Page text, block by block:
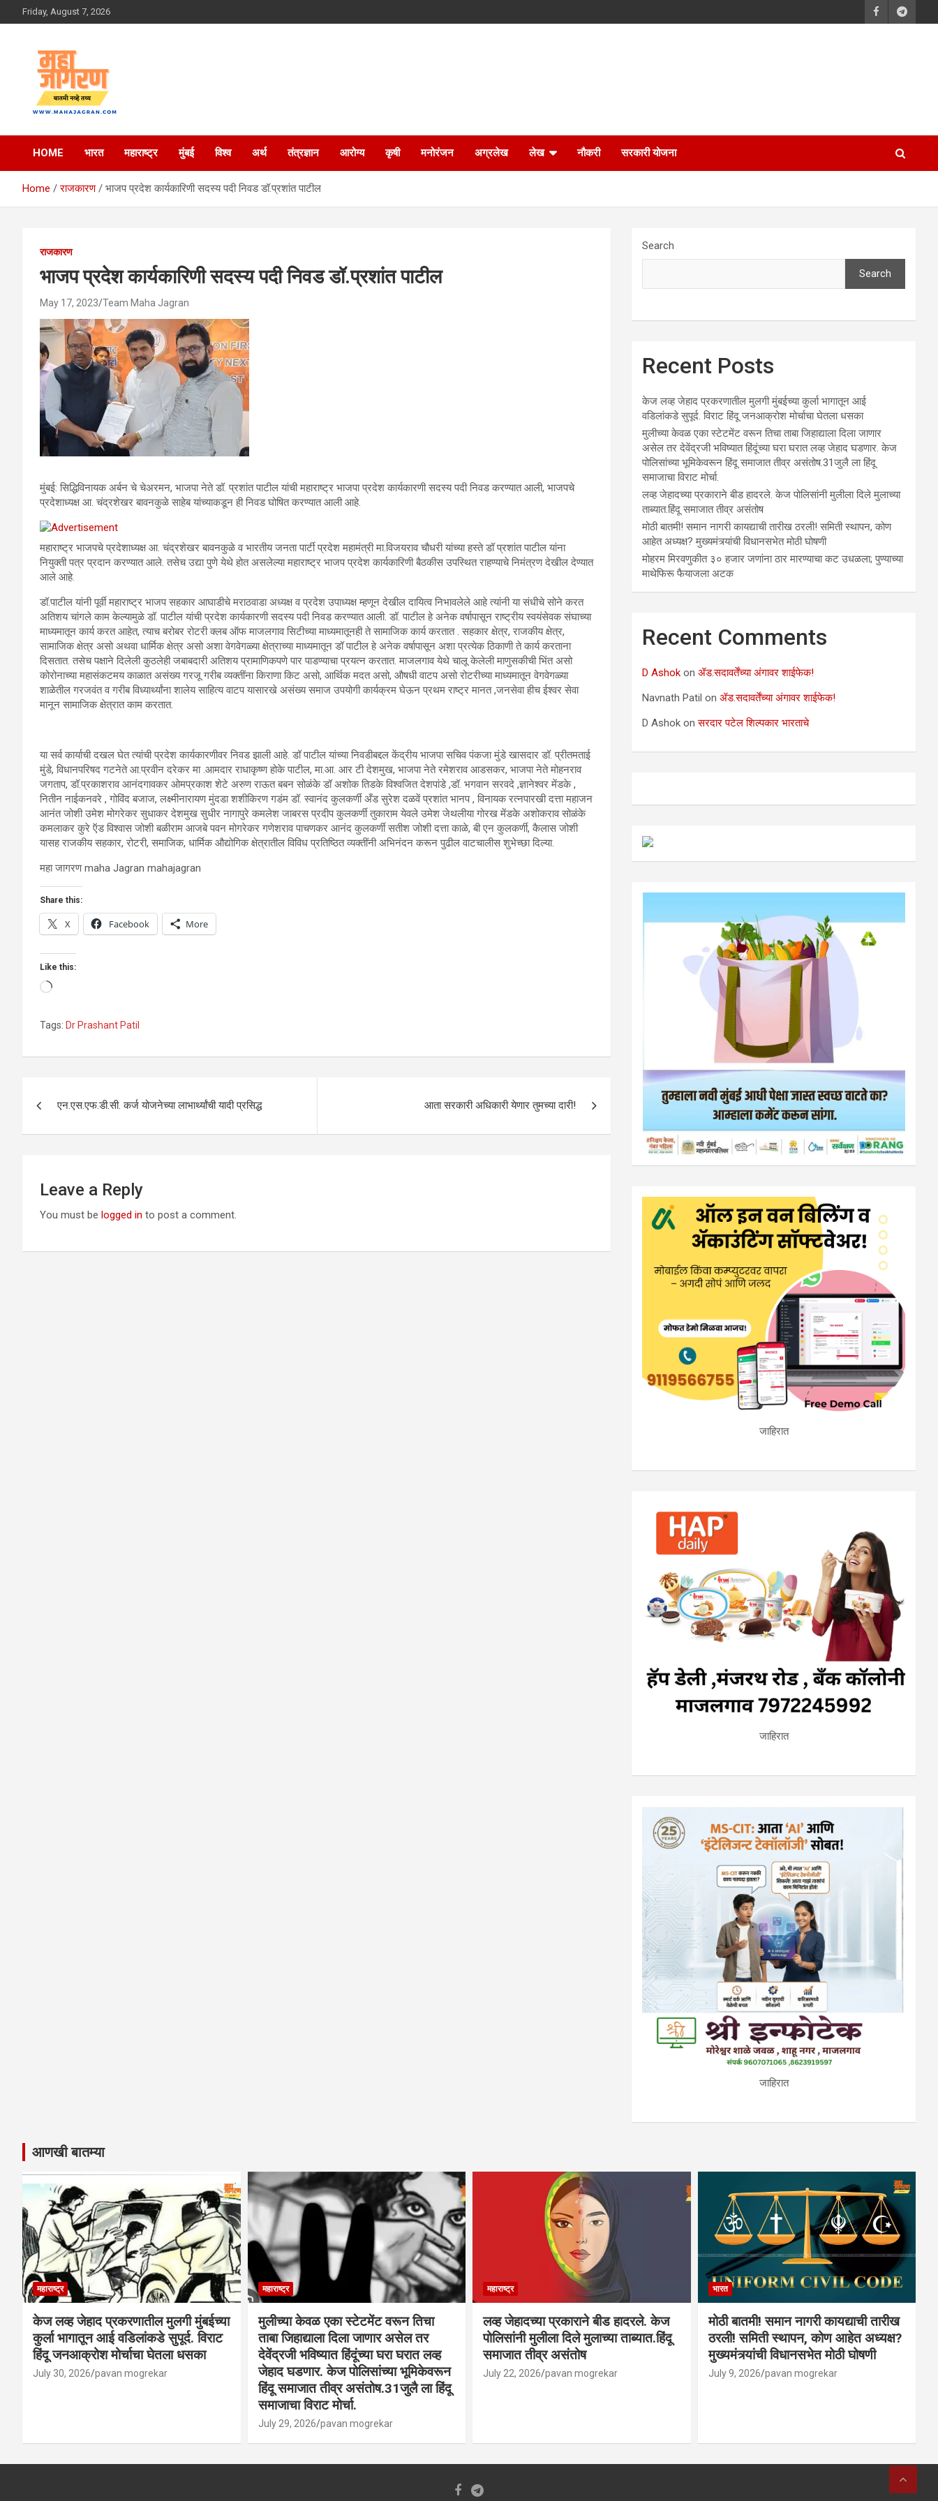
to
Friday, August 7, 2026
महा जागरण
HOME भारत महाराष्ट्र मुंबई विश्व अर्थ तंत्रज्ञान आरोग्य कृषी मनोरंजन अग्रलेख लेख नौकरी सरकारी योजना
Home राजकारण भाजप प्रदेश कार्यकारिणी सदस्य पदी निवड डॉ.प्रशांत पाटील
राजकारण
भाजप प्रदेश कार्यकारिणी सदस्य पदी निवड डॉ.प्रशांत पाटील
May 17, 2023 Team Maha Jagran
मुंबई: सिद्धिविनायक अर्बन चे चेअरमन, भाजपा नेते डॉ. प्रशांत पाटील यांची महाराष्ट्र भाजपा प्रदेश कार्यकारणी सदस्य पदी निवड करण्यात आली, भाजपचे
प्रदेशाध्यक्ष आ. चंद्रशेखर बावनकुळे साहेब यांच्याकडून ही निवड घोषित करण्यात आली आहे.
महाराष्ट्र भाजपचे प्रदेशाध्यक्ष आ. चंद्रशेखर बावनकुळे व भारतीय जनता पार्टी प्रदेश महामंत्री मा.विजयराव चौधरी यांच्या हस्ते डॉ प्रशांत पाटील यांना
नियुक्ती पत्र प्रदान करण्यात आले. तसेच उद्या पुणे येथे होत असलेल्या महाराष्ट्र भाजप प्रदेश कार्यकारिणी बैठकीस उपस्थित राहण्याचे निमंत्रण देखील देण्यात
आले आहे.
डॉ.पाटील यांनी पूर्वी महाराष्ट्र भाजप सहकार आघाडीचे मराठवाडा अध्यक्ष व प्रदेश उपाध्यक्ष म्हणून देखील दायित्व निभावलेले आहे त्यांनी या संधीचे सोने करत
अतिशय चांगले काम केल्यामुळे डॉ. पाटील यांची प्रदेश कार्यकारणी सदस्य पदी निवड करण्यात आली. डॉ. पाटील हे अनेक वर्षापासून राष्ट्रीय स्वयंसेवक संघाच्या
माध्यमातून कार्य करत आहेत, त्याच बरोबर रोटरी क्लब ऑफ माजलगाव सिटीच्या माध्यमातूनही ते सामाजिक कार्य करतात . सहकार क्षेत्र, राजकीय क्षेत्र,
सामाजिक क्षेत्र असो अथवा धार्मिक क्षेत्र असो अशा वेगवेगळ्या क्षेत्राच्या माध्यमातून डॉ पाटील हे अनेक वर्षापासून अशा प्रत्येक ठिकाणी ते कार्य करताना
दिसतात. तसेच पक्षाने दिलेली कुठलेही जबाबदारी अतिशय प्रामाणिकपणे पार पाडण्याचा प्रयत्न करतात. माजलगाव येथे चालू केलेली माणुसकीची भिंत असो
कोरोनाच्या महासंकटमय काळात असंख्य गरजू गरीब व्यक्तींना किराणा किट असो, आर्थिक मदत असो, औषधी वाटप असो रोटरीच्या माध्यमातून वेगवेगळ्या
शाळेतील गरजवंत व गरीब विध्यार्थ्यांना शालेय साहित्य वाटप यासारखे असंख्य समाज उपयोगी कार्यक्रम घेऊन प्रथम राष्ट्र मानत ,जनसेवा हीच ईश्वर सेवा
मानून सामाजिक क्षेत्रात काम करतात.
या सर्व कार्याची दखल घेत त्यांची प्रदेश कार्यकारणीवर निवड झाली आहे. डॉ पाटील यांच्या निवडीबद्दल केंद्रीय भाजपा सचिव पंकजा मुंडे खासदार डॉ. प्रीतमताई
मुंडे, विधानपरिषद गटनेते आ.प्रवीन दरेकर मा .आमदार राधाकृष्ण होके पाटील, मा.आ. आर टी देशमुख, भाजपा नेते रमेशराव आडसकर, भाजपा नेते मोहनराव
जगताप, डॉ.प्रकाशराव आनंदगावकर ओमप्रकाश शेटे अरुण राऊत बबन सोळंके डॉ अशोक तिडके विश्वजित देशपांडे ,डॉ. भगवान सरवदे ,ज्ञानेश्वर मेंडके ,
नितीन नाईकनवरे , गोविंद बजाज, लक्ष्मीनारायण मुंदडा शशीकिरण गडंम डॉ. स्वानंद कुलकर्णी अँड सुरेश दळवें प्रशांत भानप , विनायक रत्नपारखी दत्ता महाजन
आनंत जोशी उमेश मोगरेकर सुधाकर देशमुख सुधीर नागापुरे कमलेश जाबरस प्रदीप कुलकर्णी तुकाराम येवले उमेश जेथलीया गोरख मेंडके अशोकराव सोळंके
कमलाकर कुरे ऍड विश्वास जोशी बळीराम आजबे पवन मोगरेकर गणेशराव पाचणकर आनंद कुलकर्णी सतीश जोशी दत्ता काळे, बी एन कुलकर्णी, कैलास जोशी
यासह राजकीय सहकार, रोटरी, समाजिक, धार्मिक औद्योगिक क्षेत्रातील विविध प्रतिष्ठित व्यक्तींनी अभिनंदन करून पुढील वाटचालीस शुभेच्छा दिल्या.
महा जागरण maha Jagran mahajagran
Share this:
X Facebook More
Like this:
Loading…
Tags: Dr Prashant Patil
navigation
एन.एस.एफ.डी.सी. कर्ज योजनेच्या लाभार्थ्यांची यादी प्रसिद्ध आता सरकारी अधिकारी येणार तुमच्या दारी!
Leave a Reply
You must be logged in to post a comment.
Search
Search
Recent Posts
केज लव्ह जेहाद प्रकरणातील मुलगी मुंबईच्या कुर्ला भागातून आई
वडिलांकडे सुपूर्द. विराट हिंदू जनआक्रोश मोर्चाचा घेतला धसका
मुलीच्या केवळ एका स्टेटमेंट वरून तिचा ताबा जिहाद्याला दिला जाणार
असेल तर देवेंद्रजी भविष्यात हिंदूंच्या घरा घरात लव्ह जेहाद घडणार. केज
पोलिसांच्या भूमिकेवरून हिंदू समाजात तीव्र असंतोष.31जुलै ला हिंदू
समाजाचा विराट मोर्चा.
लव्ह जेहादच्या प्रकाराने बीड हादरले. केज पोलिसांनी मुलीला दिले मुलाच्या
ताब्यात.हिंदू समाजात तीव्र असंतोष
मोठी बातमी! समान नागरी कायद्याची तारीख ठरली! समिती स्थापन, कोण
आहेत अध्यक्ष? मुख्यमंत्र्यांची विधानसभेत मोठी घोषणी
मोहरम मिरवणुकीत ३० हजार जणांना ठार मारण्‍याचा कट उधळला; पुण्‍याच्‍या
माथेफिरू फैयाजला अटक
Recent Comments
D Ashok onॲड.सदावर्तेंच्या अंगावर शाईफेक!
Navnath Patil onॲड.सदावर्तेंच्या अंगावर शाईफेक!
D Ashok onसरदार पटेल शिल्पकार भारताचे
जाहिरात
जाहिरात
जाहिरात
आणखी बातम्या
महाराष्ट्र
केज लव्ह जेहाद प्रकरणातील मुलगी मुंबईच्या
कुर्ला भागातून आई वडिलांकडे सुपूर्द. विराट
हिंदू जनआक्रोश मोर्चाचा घेतला धसका
July 30, 2026 pavan mogrekar
महाराष्ट्र
मुलीच्या केवळ एका स्टेटमेंट वरून तिचा
ताबा जिहाद्याला दिला जाणार असेल तर
देवेंद्रजी भविष्यात हिंदूंच्या घरा घरात लव्ह
जेहाद घडणार. केज पोलिसांच्या भूमिकेवरून
हिंदू समाजात तीव्र असंतोष.31जुलै ला हिंदू
समाजाचा विराट मोर्चा.
July 29, 2026 pavan mogrekar
महाराष्ट्र
लव्ह जेहादच्या प्रकाराने बीड हादरले. केज
पोलिसांनी मुलीला दिले मुलाच्या ताब्यात.हिंदू
समाजात तीव्र असंतोष
July 22, 2026 pavan mogrekar
भारत
मोठी बातमी! समान नागरी कायद्याची तारीख
ठरली! समिती स्थापन, कोण आहेत अध्यक्ष?
मुख्यमंत्र्यांची विधानसभेत मोठी घोषणी
July 9, 2026 pavan mogrekar